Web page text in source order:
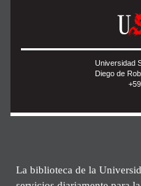
Universidad
Diego de
La biblioteca de la